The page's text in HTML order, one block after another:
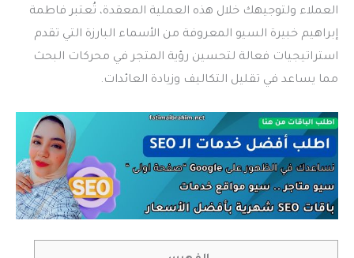
العملاء ولتوجيهك خلال هذه العملية المعقدة، تُعتبر فاطمة
إبراهيم خبيرة السيو المعروفة من الأسماء البارزة التي تقدم
استراتيجيات فعالة لتحسين رؤية المتجر في محركات البحث
مما يساعد في تقليل التكاليف وزيادة العائدات.